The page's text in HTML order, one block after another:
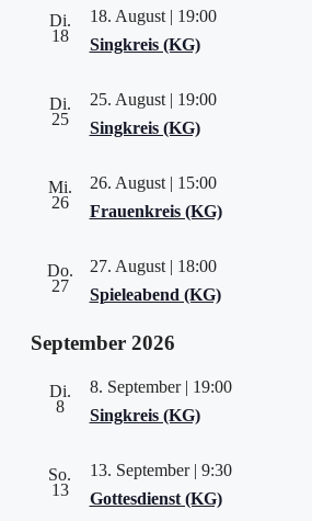
Di.
18
Singkreis (KG)
18. August | 19:00
Di.
25
Singkreis (KG)
25. August | 19:00
Mi.
26
Frauenkreis (KG)
26. August | 15:00
Do.
27
Spieleabend (KG)
27. August | 18:00
September 2026
Di.
8
Singkreis (KG)
8. September | 19:00
So.
13
Gottesdienst (KG)
13. September | 9:30